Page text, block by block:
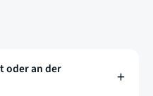
oder an der